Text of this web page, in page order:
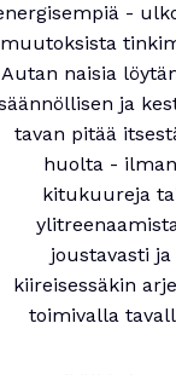
-
muutoksista
Autan naisia
ja
tavan pitää
huolta - ilman
kitukuureja
joustavasti ja
kiireisessäkin
toimivalla